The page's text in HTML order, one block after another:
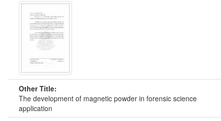
Other Title:
The development of magnetic powder in forensic science
application